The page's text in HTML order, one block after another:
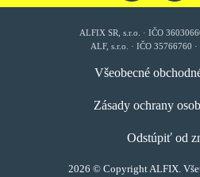
ALFIX SR, s.r.o. · IČO
ALF, s.r.o. · IČO 35766760
Všeobecné
Zásady ochrany
Odstúpiť od
2026 © Copyright ALFIX.